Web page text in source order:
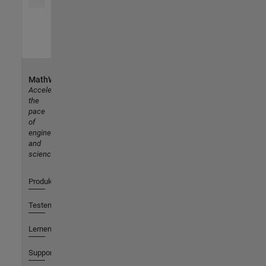
MathWorks
Accelerating
the
pace
of
engineering
and
science
Produkte
Testen oder Kaufen
Lernen
Support